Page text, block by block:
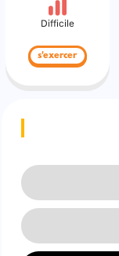
Difficile
s'exercer